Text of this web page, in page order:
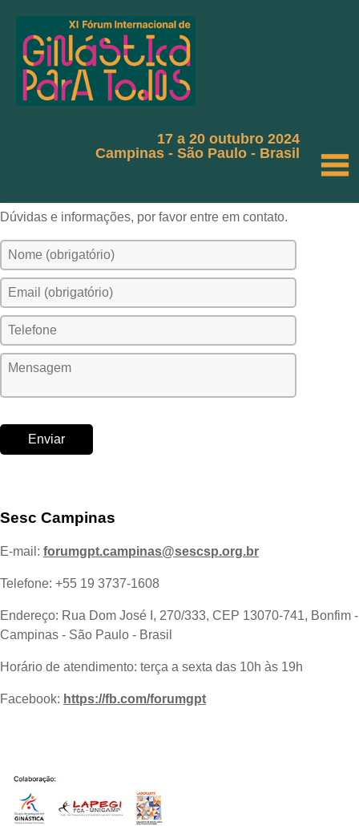
17 a 20 outubro 2024
Campinas - São Paulo - Brasil
CONTATO
Dúvidas e informações, por favor entre em contato.
Sesc Campinas
E-mail: forumgpt.campinas@sescsp.org.br
Telefone: +55 19 3737-1608
Endereço: Rua Dom José I, 270/333, CEP 13070-741, Bonfim -
Campinas - São Paulo - Brasil
Horário de atendimento: terça a sexta das 10h às 19h
Facebook: https://fb.com/forumgpt